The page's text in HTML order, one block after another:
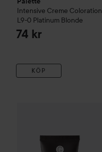
Intensive Creme Coloration
L9-0 Platinum Blonde
74 kr
KÖP